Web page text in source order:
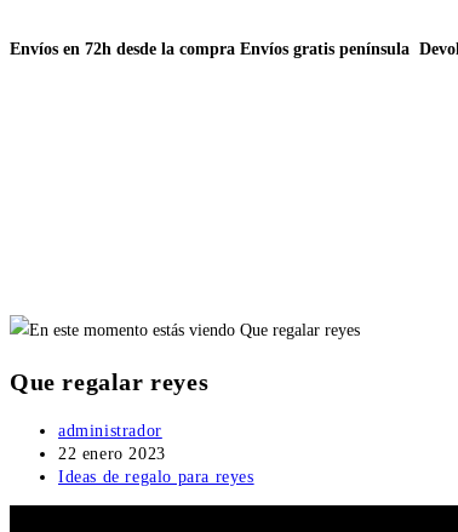
Envíos en 72h desde la compra Envíos gratis península
Que regalar reyes
administrador
22 enero 2023
Ideas de regalo para reyes